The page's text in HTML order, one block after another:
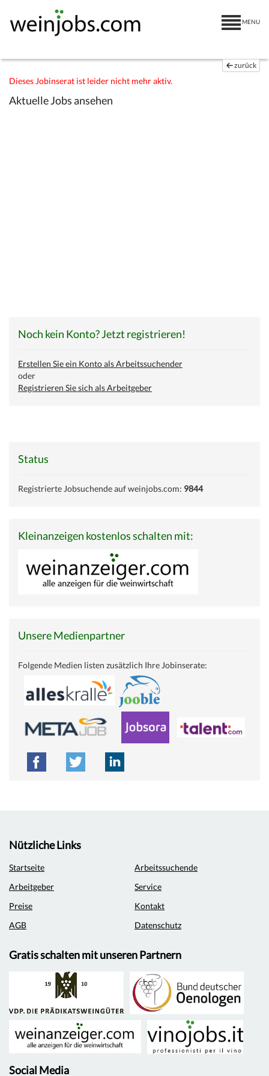
MENU
zurück
Dieses Jobinserat ist leider nicht mehr aktiv.
Aktuelle Jobs ansehen
Noch kein Konto? Jetzt registrieren!
Erstellen Sie ein Konto als Arbeitssuchender
oder
Registrieren Sie sich als Arbeitgeber
Status
Registrierte Jobsuchende auf weinjobs.com: 9844
Kleinanzeigen kostenlos schalten mit:
Unsere Medienpartner
Folgende Medien listen zusätzlich Ihre Jobinserate:
Nützliche Links
Startseite
Arbeitssuchende
Arbeitgeber
Service
Preise
Kontakt
AGB
Datenschutz
Gratis schalten mit unseren Partnern
Social Media